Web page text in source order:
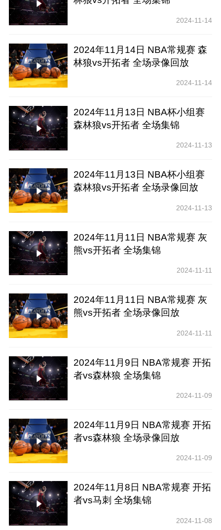
2024-11-14
2024年11月14日 NBA常规赛 森
林狼vs开拓者 全场录像回放
2024-11-14
2024年11月13日 NBA杯小组赛
森林狼vs开拓者 全场集锦
2024-11-13
2024年11月13日 NBA杯小组赛
森林狼vs开拓者 全场录像回放
2024-11-13
2024年11月11日 NBA常规赛 灰
熊vs开拓者 全场集锦
2024-11-11
2024年11月11日 NBA常规赛 灰
熊vs开拓者 全场录像回放
2024-11-11
2024年11月9日 NBA常规赛 开拓
者vs森林狼 全场集锦
2024-11-09
2024年11月9日 NBA常规赛 开拓
者vs森林狼 全场录像回放
2024-11-09
2024年11月8日 NBA常规赛 开拓
者vs马刺 全场集锦
2024-11-08